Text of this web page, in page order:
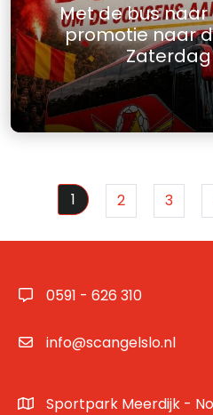
Met de bus naar
promotie naar
Zaterdag
1 2 3
0591 - 626 310
info@scangelslo.nl
Sportpark Meerdijk -